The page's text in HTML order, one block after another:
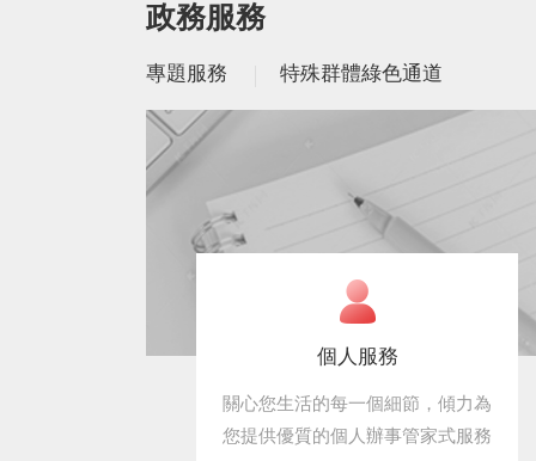
政務服務
專題服務 特殊群體綠色通道
個人服務
關心您生活的每一個細節，傾力為
您提供優質的個人辦事管家式服務